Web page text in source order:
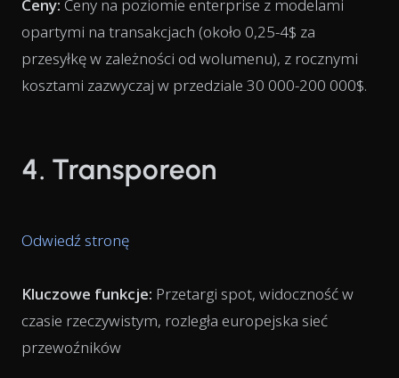
Ceny: Ceny na poziomie enterprise z modelami
opartymi na transakcjach (około 0,25-4$ za
przesyłkę w zależności od wolumenu), z rocznymi
kosztami zazwyczaj w przedziale 30 000-200 000$.
4. Transporeon
Odwiedź stronę
Kluczowe funkcje: Przetargi spot, widoczność w
czasie rzeczywistym, rozległa europejska sieć
przewoźników